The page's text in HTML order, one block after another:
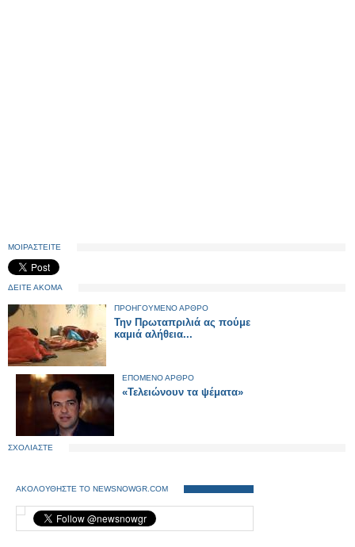
ΜΟΙΡΑΣΤΕΙΤΕ
ΔΕΙΤΕ ΑΚΟΜΑ
ΠΡΟΗΓΟΥΜΕΝΟ ΑΡΘΡΟ
Την Πρωταπριλιά ας πούμε
καμιά αλήθεια...
ΕΠΟΜΕΝΟ ΑΡΘΡΟ
«Τελειώνουν τα ψέματα»
ΣΧΟΛΙΑΣΤΕ
ΑΚΟΛΟΥΘΗΣΤΕ ΤΟ NEWSNOWGR.COM